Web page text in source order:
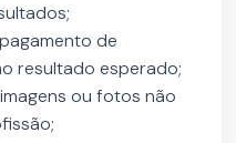
de
resultado esperado;
ou fotos não